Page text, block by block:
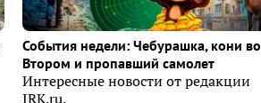
События недели: Чебурашка, кони во
Втором и пропавший самолет
Интересные новости от редакции
IRK.ru.